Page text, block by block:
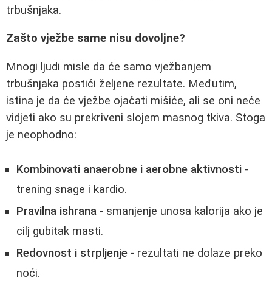
trbušnjaka.
Zašto vježbe same nisu dovoljne?
Mnogi ljudi misle da će samo vježbanjem
trbušnjaka postići željene rezultate. Međutim,
istina je da će vježbe ojačati mišiće, ali se oni neće
vidjeti ako su prekriveni slojem masnog tkiva. Stoga
je neophodno:
Kombinovati anaerobne i aerobne aktivnosti -
trening snage i kardio.
Pravilna ishrana - smanjenje unosa kalorija ako je
cilj gubitak masti.
Redovnost i strpljenje - rezultati ne dolaze preko
noći.